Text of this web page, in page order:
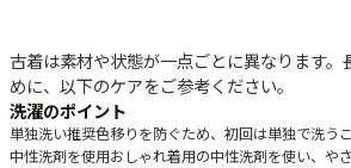
古着は素材や状態が一点ごとに異なります。
めに、以下のケアをご参考ください。
洗濯のポイント
単独洗い推奨色移りを防ぐため、初回は単独で洗う
中性洗剤を使用おしゃれ着用の中性洗剤を使い、や